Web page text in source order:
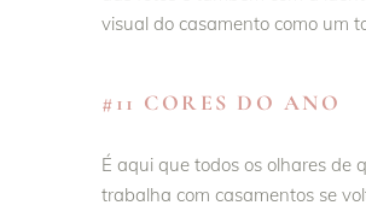
visual do casamento como um
#11 CORES DO ANO
É aqui que todos os olhares de
trabalha com casamentos se